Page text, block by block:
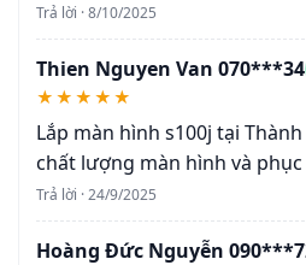
Trả lời · 8/10/2025
Thien Nguyen Van 070***34
★★★★★
Lắp màn hình s100j tại
chất lượng màn hình và
Trả lời · 24/9/2025
Hoàng Đức Nguyễn